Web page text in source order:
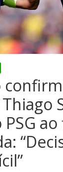
PSG